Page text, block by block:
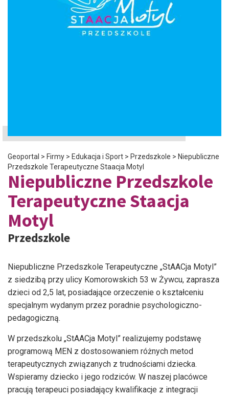
Geoportal > Firmy > Edukacja i Sport > Przedszkole > Niepubliczne
Przedszkole Terapeutyczne Staacja Motyl
Niepubliczne Przedszkole
Terapeutyczne Staacja
Motyl
Przedszkole
Niepubliczne Przedszkole Terapeutyczne „StAACja Motyl”
z siedzibą przy ulicy Komorowskich 53 w Żywcu, zaprasza
dzieci od 2,5 lat, posiadające orzeczenie o kształceniu
specjalnym wydanym przez poradnie psychologiczno-
pedagogiczną.
W przedszkolu „StAACja Motyl” realizujemy podstawę
programową MEN z dostosowaniem różnych metod
terapeutycznych związanych z trudnościami dziecka.
Wspieramy dziecko i jego rodziców. W naszej placówce
pracują terapeuci posiadający kwalifikacje z integracji